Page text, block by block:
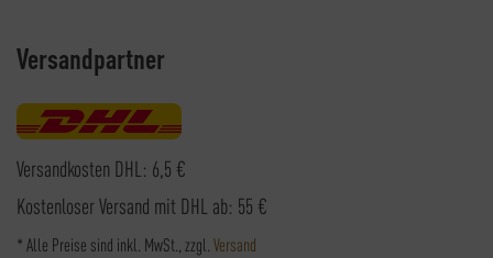
Versandpartner
Versandkosten DHL: 6,5 €
Kostenloser Versand mit DHL ab: 55 €
* Alle Preise sind inkl. MwSt., zzgl. Versand